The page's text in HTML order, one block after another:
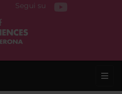
Segui su